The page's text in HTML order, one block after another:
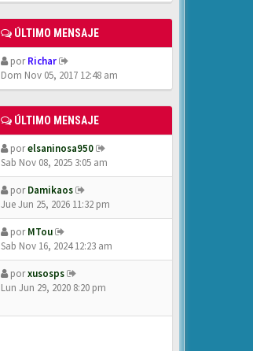
ÚLTIMO MENSAJE
porRichar
Dom Nov 05, 2017 12:48 am
ÚLTIMO MENSAJE
porelsaninosa950
Sab Nov 08, 2025 3:05 am
porDamikaos
Jue Jun 25, 2026 11:32 pm
porMTou
Sab Nov 16, 2024 12:23 am
porxusosps
Lun Jun 29, 2020 8:20 pm